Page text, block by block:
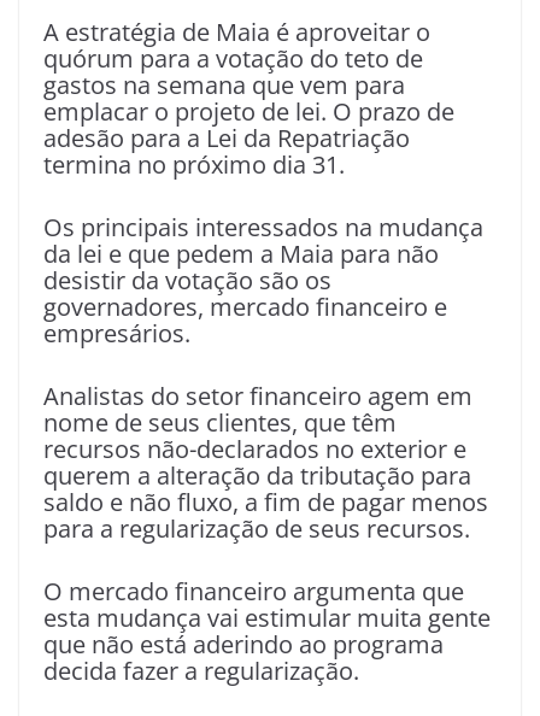
A estratégia de Maia é aproveitar o
quórum para a votação do teto de
gastos na semana que vem para
emplacar o projeto de lei. O prazo de
adesão para a Lei da Repatriação
termina no próximo dia 31.
Os principais interessados na mudança
da lei e que pedem a Maia para não
desistir da votação são os
governadores, mercado financeiro e
empresários.
Analistas do setor financeiro agem em
nome de seus clientes, que têm
recursos não-declarados no exterior e
querem a alteração da tributação para
saldo e não fluxo, a fim de pagar menos
para a regularização de seus recursos.
O mercado financeiro argumenta que
esta mudança vai estimular muita gente
que não está aderindo ao programa
decida fazer a regularização.